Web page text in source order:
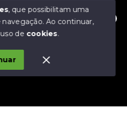
disponíveis para te ajudar.
Negócios - CRECI 39261-J -
, que possibilitam uma
navegação.Ao continuar,
de cookies.